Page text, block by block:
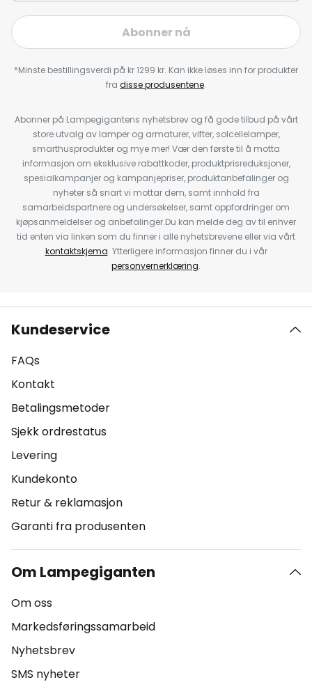
Abonner nå
*Minste bestillingsverdi på kr 1299 kr. Kan ikke løses inn for produkter
fra disse produsentene.
Abonner på Lampegigantens nyhetsbrev og få gode tilbud på vårt
store utvalg av lamper og armaturer, vifter, solcellelamper,
smarthusprodukter og mye mer! Vær den første til å motta
informasjon om eksklusive rabattkoder, produktprisreduksjoner,
spesialkampanjer og kampanjepriser, produktanbefalinger og
nyheter så snart vi mottar dem, samt innhold fra
samarbeidspartnere og undersøkelser, samt oppfordringer om
kjøpsanmeldelser og anbefalinger.Du kan melde deg av til enhver
tid enten via linken som du finner i alle nyhetsbrevene eller via vårt
kontaktskjema. Ytterligere informasjon finner du i vår
personvernerklæring.
Kundeservice
FAQs
Kontakt
Betalingsmetoder
Sjekk ordrestatus
Levering
Kundekonto
Retur & reklamasjon
Garanti fra produsenten
Om Lampegiganten
Om oss
Markedsføringssamarbeid
Nyhetsbrev
SMS nyheter